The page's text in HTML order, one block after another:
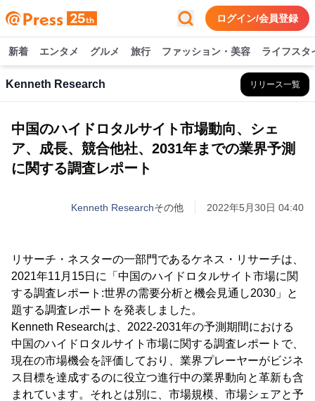
ログイン/会員登録
新着 エンタメ グルメ 旅行 ファッション・美容 ライフスタ
Kenneth Research リリース一覧
中国のハイドロタルサイト市場動向、シェ
ア、成長、競合他社、2031年までの業界予測
に関する調査レポート
Kenneth Researchその他 2022年5月30日 04:40
リサーチ・ネスターの一部門であるケネス・リサーチは、
2021年11月15日に「中国のハイドロタルサイト市場に関
する調査レポート:世界の需要分析と機会見通し2030」と
題する調査レポートを発表しました。
Kenneth Researchは、2022-2031年の予測期間における
中国のハイドロタルサイト市場に関する調査レポートで、
現在の市場機会を評価しており、業界プレーヤーがビジネ
ス目標を達成するのに役立つ進行中の業界動向と革新も含
まれています。それとは別に、市場規模、市場シェアと予